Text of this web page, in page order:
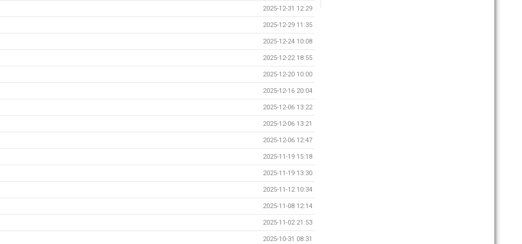
2025-12-31 12:29
2025-12-29 11:35
2025-12-24 10:08
2025-12-22 18:55
2025-12-20 10:00
2025-12-16 20:04
2025-12-06 13:22
2025-12-06 13:21
2025-12-06 12:47
2025-11-19 15:18
2025-11-19 13:30
2025-11-12 10:34
2025-11-08 12:14
2025-11-02 21:53
2025-10-31 08:31